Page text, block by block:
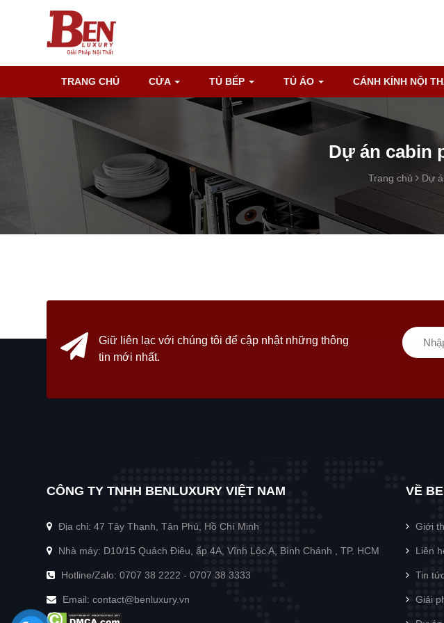
TRANG CHỦ CỬA TỦ BẾP TỦ ÁO CÁNH KÍNH NỘI
Dự án cabin
Trang chủ Dự
Giữ liên lạc với chúng tôi để cập nhật những thông
tin mới nhất.
CÔNG TY TNHH BENLUXURY VIỆT NAM
Địa chỉ: 47 Tây Thạnh, Tân Phú, Hồ Chí Minh
Nhà máy: D10/15 Quách Điêu, ấp 4A, Vĩnh Lộc A, Bình Chánh , TP. HCM
Hotline/Zalo: 0707 38 2222 - 0707 38 3333
Email: contact@benluxury.vn
VỀ
Giới
Liên
Tin
Giải